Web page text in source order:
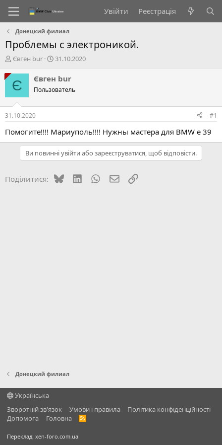
Увійти Реєстрація
Донецкий филиал
Проблемы с электроникой.
А
т
о
т
е
м
и
Євген bur
Д
т
с
о
р
н
н
31.10.2020
Є Євген bur
Пользователь
31.10.2020 #1
Помогите!!!! Мариуполь!!!! Нужны мастера для BMW e 39
Ви повинні увійти або зареєструватися, щоб відповісти.
Поділитися: BlueskyLinkedInWhatsApp
E-mailПосилання
Донецкий филиал
Українська
Зворотній зв'язок
Умови і правила
Політика конфіденційності
Дoпoмoга
Головна
R
Переклад: xen-foro.com.ua